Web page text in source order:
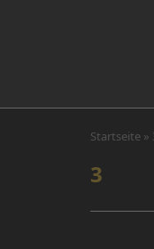
Startseite »
3